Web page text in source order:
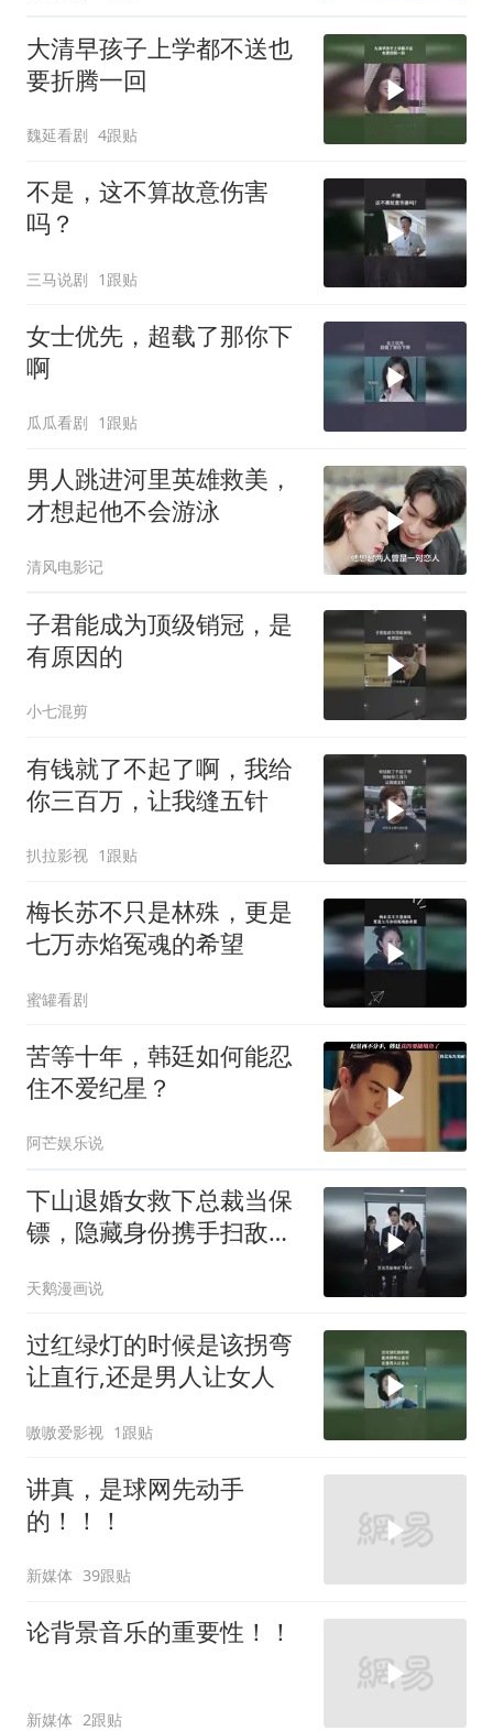
大清早孩子上学都不送也
要折腾一回
魏延看剧 4跟贴
不是，这不算故意伤害
吗？
三马说剧 1跟贴
女士优先，超载了那你下
啊
瓜瓜看剧 1跟贴
男人跳进河里英雄救美，
才想起他不会游泳
清风电影记
子君能成为顶级销冠，是
有原因的
小七混剪
有钱就了不起了啊，我给
你三百万，让我缝五针
扒拉影视 1跟贴
梅长苏不只是林殊，更是
七万赤焰冤魂的希望
蜜罐看剧
苦等十年，韩廷如何能忍
住不爱纪星？
阿芒娱乐说
下山退婚女救下总裁当保
镖，隐藏身份携手扫敌终
天鹅漫画说
过红绿灯的时候是该拐弯
让直行,还是男人让女人
嗷嗷爱影视 1跟贴
讲真，是球网先动手
的！！！
新媒体 39跟贴
论背景音乐的重要性！！
新媒体 2跟贴